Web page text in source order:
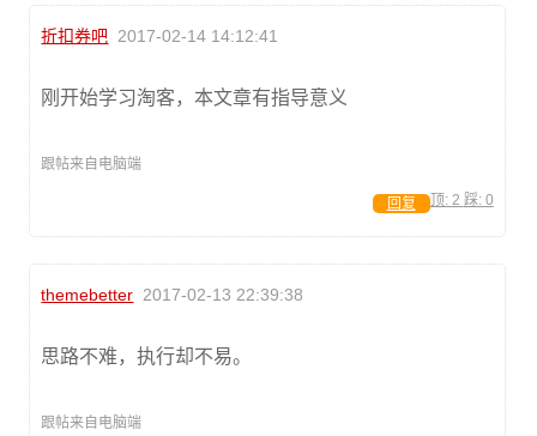
折扣券吧 2017-02-14 14:12:41
刚开始学习淘客，本文章有指导意义
跟帖来自电脑端
顶: 2 踩: 0
回复
themebetter 2017-02-13 22:39:38
思路不难，执行却不易。
跟帖来自电脑端